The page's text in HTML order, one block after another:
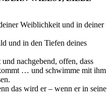
Weiblichkeit und in deiner
und in den Tiefen deines
nachgebend, offen, dass
… und schwimme mit ihm
das wird er – wenn er in seine